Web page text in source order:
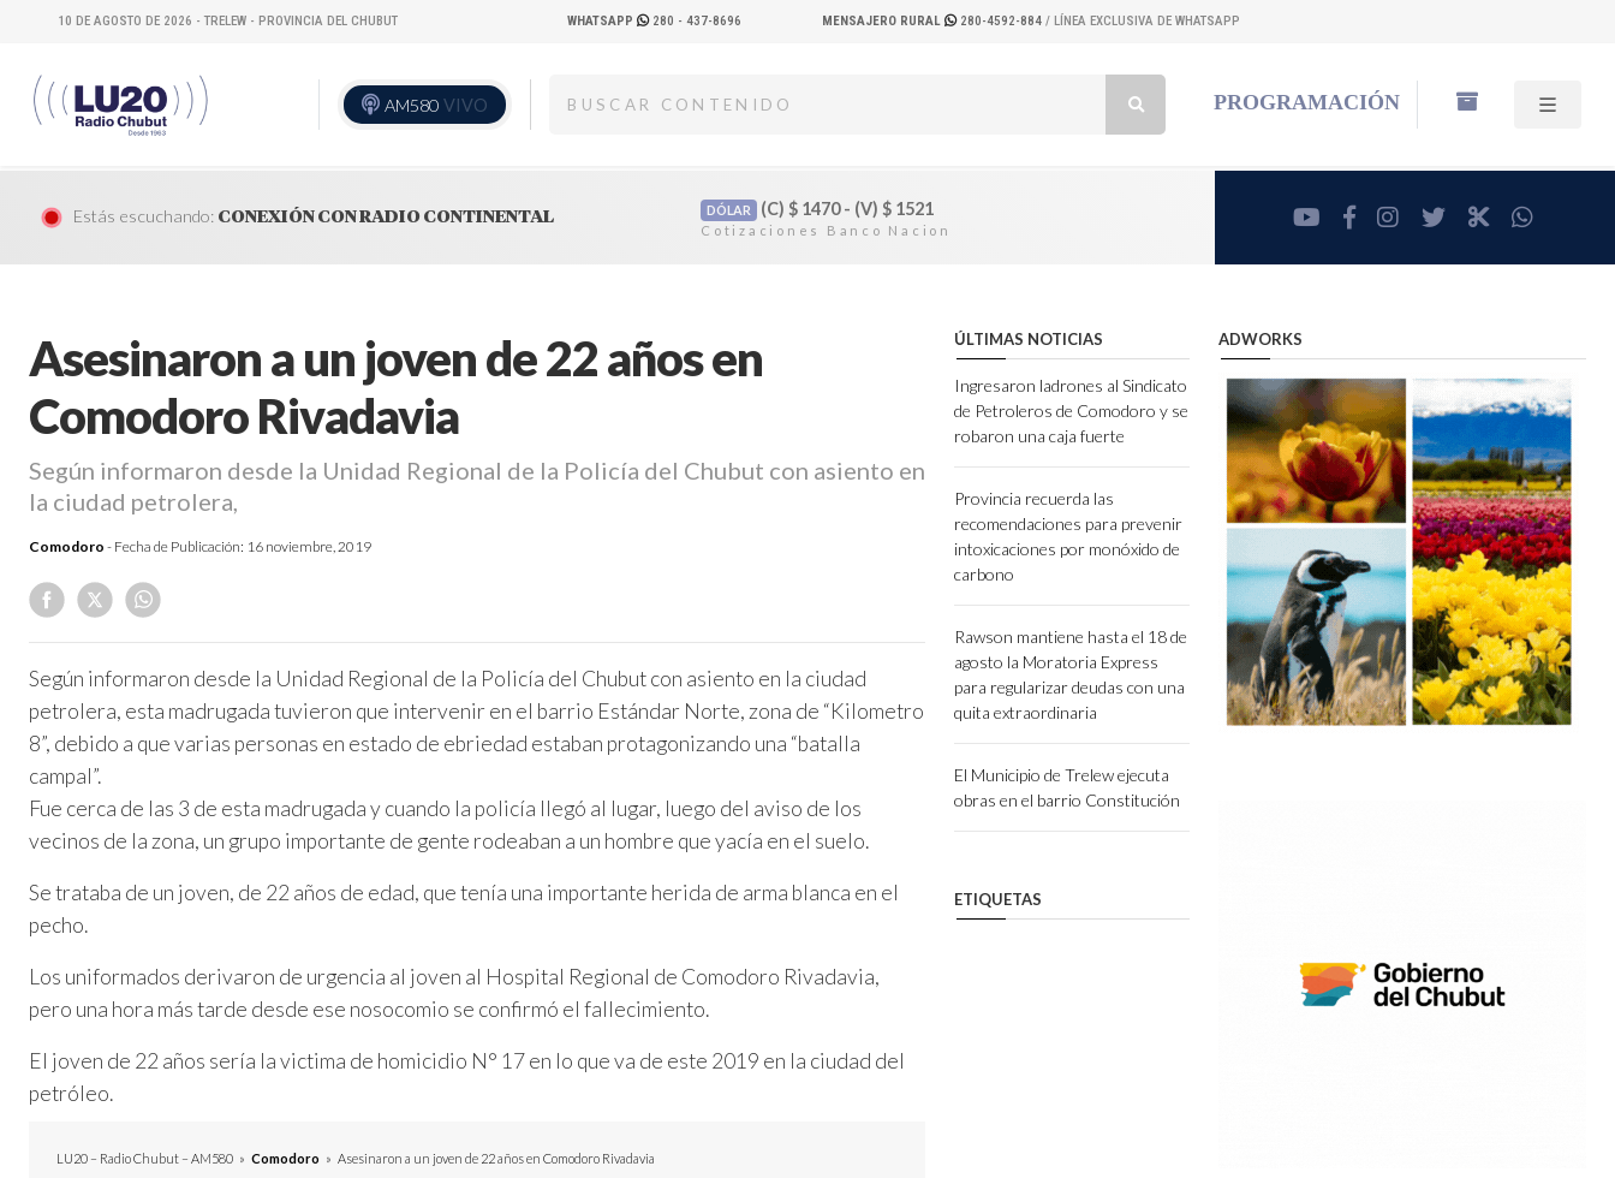
10 DE AGOSTO DE 2026 - TRELEW - PROVINCIA DEL CHUBUT WHATSAPP 280 - 437-8696 MENSAJERO RURAL 280-4592-884 / LÍNEA EXCLUSIVA DE WHATSAPP
AM580 VIVO PROGRAMACIÓN
Estás escuchando: CONEXIÓN CON RADIO CONTINENTAL DÓLAR (C) $1470 - (V) $1521 youtubefacebookinstagram
twitterRadioCut
Asesinaron a un joven de 22 años en
Comodoro Rivadavia
Según informaron desde la Unidad Regional de la Policía del Chubut con asiento en
la ciudad petrolera,
Comodoro - Fecha de Publicación: 16 noviembre, 2019
Según informaron desde la Unidad Regional de la Policía del Chubut con asiento en la ciudad
petrolera, esta madrugada tuvieron que intervenir en el barrio Estándar Norte, zona de “Kilometro
8”, debido a que varias personas en estado de ebriedad estaban protagonizando una “batalla
campal”.
Fue cerca de las 3 de esta madrugada y cuando la policía llegó al lugar, luego del aviso de los
vecinos de la zona, un grupo importante de gente rodeaban a un hombre que yacía en el suelo.
Se trataba de un joven, de 22 años de edad, que tenía una importante herida de arma blanca en el
pecho.
Los uniformados derivaron de urgencia al joven al Hospital Regional de Comodoro Rivadavia,
pero una hora más tarde desde ese nosocomio se confirmó el fallecimiento.
El joven de 22 años sería la victima de homicidio N° 17 en lo que va de este 2019 en la ciudad del
petróleo.
LU20 – Radio Chubut – AM580 » Comodoro » Asesinaron a un joven de 22 años en Comodoro Rivadavia
ÚLTIMAS NOTICIAS
Ingresaron ladrones al Sindicato
de Petroleros de Comodoro y se
robaron una caja fuerte
Provincia recuerda las
recomendaciones para prevenir
intoxicaciones por monóxido de
carbono
Rawson mantiene hasta el 18 de
agosto la Moratoria Express
para regularizar deudas con una
quita extraordinaria
El Municipio de Trelew ejecuta
obras en el barrio Constitución
ETIQUETAS
ADWORKS